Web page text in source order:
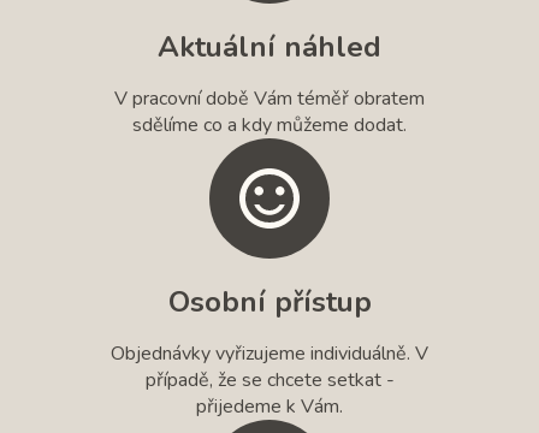
Aktuální náhled
V pracovní době Vám téměř obratem
sdělíme co a kdy můžeme dodat.
Osobní přístup
Objednávky vyřizujeme individuálně. V
případě, že se chcete setkat -
přijedeme k Vám.